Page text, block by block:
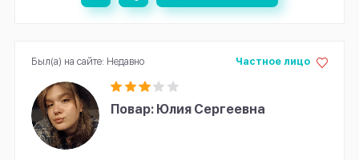
Повар: Юлия Сергеевна
Частное лицо
Был(а) на сайте: Недавно